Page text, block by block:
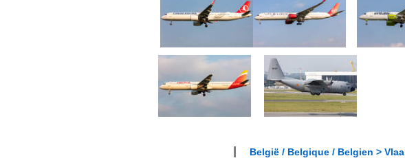
België / Belgique / Belgien >